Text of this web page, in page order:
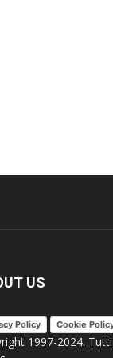
US
Policy Cookie
1997-2024.